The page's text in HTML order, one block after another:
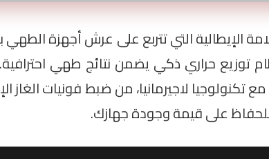
الإيطالية التي تتربع على عرش أجهزة
توزيع حراري ذكي يضمن نتائج طهي
تكنولوجيا لاجيرمانيا، من ضبط فونيات الغاز
للحفاظ على قيمة وجودة جهازك.